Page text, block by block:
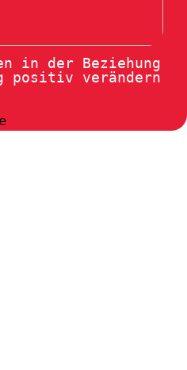
in der Beziehung
positiv verändern